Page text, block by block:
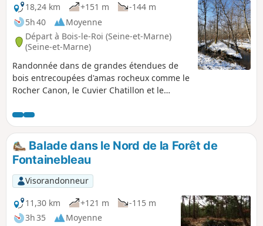
18,24 km
+151 m
-144 m
5h 40
Moyenne
Départ à Bois-le-Roi (Seine-et-Marne)
(Seine-et-Marne)
Randonnée dans de grandes étendues de
bois entrecoupées d'amas rocheux comme le
Rocher Canon, le Cuvier Chatillon et le
Balade dans le Nord de la Forêt de
Fontainebleau
Visorandonneur
11,30 km
+121 m
-115 m
3h 35
Moyenne